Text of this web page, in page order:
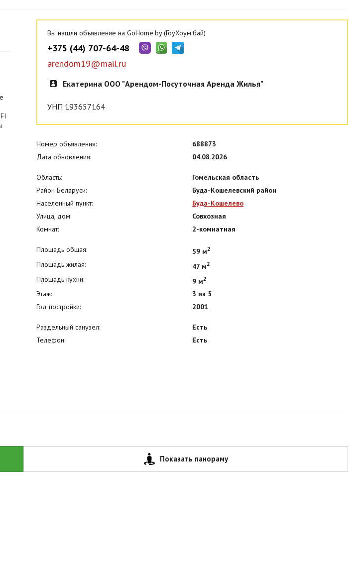
Вы нашли объявление на GoHome.by (ГоуХоум.бай)
+375 (44) 707-64-48
arendom19@mail.ru
Екатерина ООО "Арендом-Посуточная Аренда Жилья"
УНП 193657164
Номер объявления:
688873
Дата обновления:
04.08.2026
Область:
Гомельская область
Район Беларуси:
Буда-Кошелевский район
Населенный пункт:
Буда-Кошелево
Улица, дом:
Совхозная
Комнат:
2-комнатная
Площадь общая: 59 м2
Площадь жилая: 47 м2
Площадь кухни: 9 м2
Этаж:
3 из 5
Год постройки:
2001
Раздельный санузел:
Есть
Телефон:
Есть
Показать панораму